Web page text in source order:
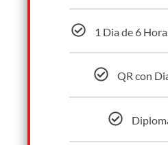
1 Dia de 6
QR con